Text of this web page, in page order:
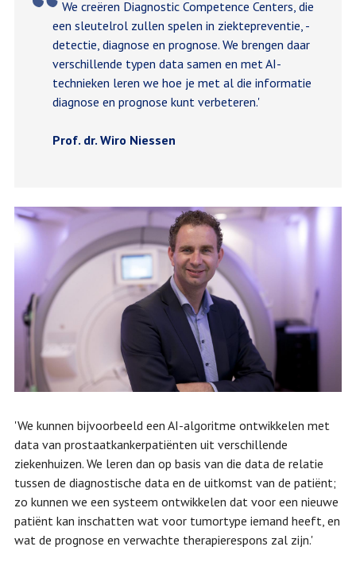
We creëren Diagnostic Competence Centers, die
een sleutelrol zullen spelen in ziektepreventie, -
detectie, diagnose en prognose. We brengen daar
verschillende typen data samen en met AI-
technieken leren we hoe je met al die informatie
diagnose en prognose kunt verbeteren.'
Prof. dr. Wiro Niessen
'We kunnen bijvoorbeeld een AI-algoritme ontwikkelen met
data van prostaatkankerpatiënten uit verschillende
ziekenhuizen. We leren dan op basis van die data de relatie
tussen de diagnostische data en de uitkomst van de patiënt;
zo kunnen we een systeem ontwikkelen dat voor een nieuwe
patiënt kan inschatten wat voor tumortype iemand heeft, en
wat de prognose en verwachte therapierespons zal zijn.'